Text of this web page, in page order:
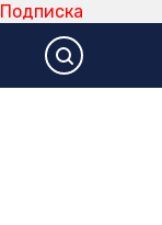
Подписка